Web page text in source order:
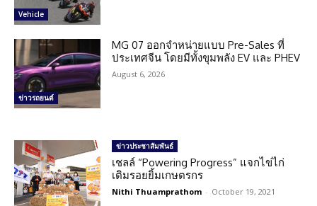
Vehicle
ข่าวรถยนต์
MG 07 ออกจำหน่ายแบบ Pre-Sales ที่
ประเทศจีน โดยมีทั้งขุมพลัง EV และ PHEV
August 6, 2026
ข่าวประชาสัมพันธ์
เชลล์ “Powering Progress” แจกไข่ไก่
เติมรอยยิ้มเกษตรกร
Nithi Thuamprathom - October 19, 2021